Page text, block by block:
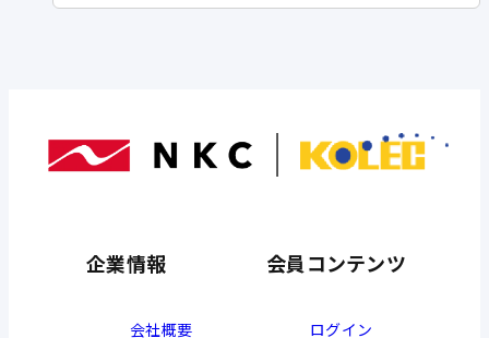
企業情報
会社概要
会員コンテンツ
ログイン